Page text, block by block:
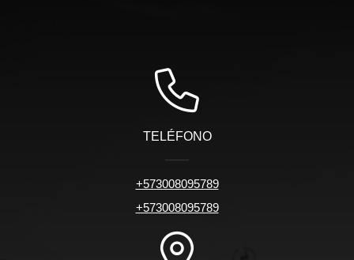
TELÉFONO
+573008095789
+573008095789